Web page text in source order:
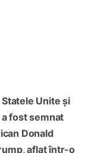
Unite și
fost semnat
Donald
aflat într-o